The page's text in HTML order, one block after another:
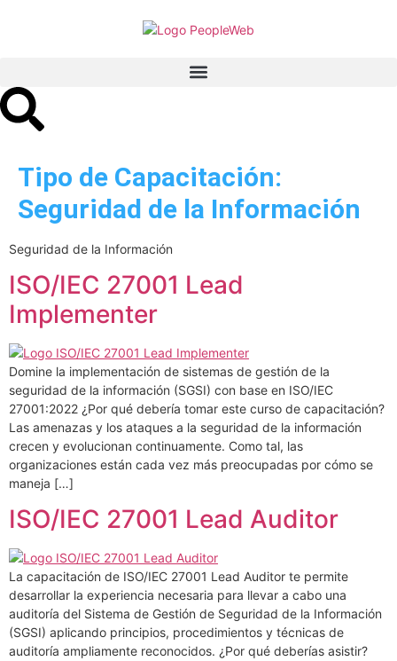
Tipo de Capacitación:
Seguridad de la Información
Seguridad de la Información
ISO/IEC 27001 Lead
Implementer
Domine la implementación de sistemas de gestión de la
seguridad de la información (SGSI) con base en ISO/IEC
27001:2022 ¿Por qué debería tomar este curso de capacitación?
Las amenazas y los ataques a la seguridad de la información
crecen y evolucionan continuamente. Como tal, las
organizaciones están cada vez más preocupadas por cómo se
maneja […]
ISO/IEC 27001 Lead Auditor
La capacitación de ISO/IEC 27001 Lead Auditor te permite
desarrollar la experiencia necesaria para llevar a cabo una
auditoría del Sistema de Gestión de Seguridad de la Información
(SGSI) aplicando principios, procedimientos y técnicas de
auditoría ampliamente reconocidos. ¿Por qué deberías asistir?